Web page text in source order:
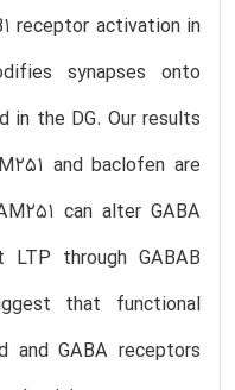
receptor activation in
synapses onto
in the DG. Our results
and baclofen are
can alter GABA
LTP through GABAB
that functional
and GABA receptors